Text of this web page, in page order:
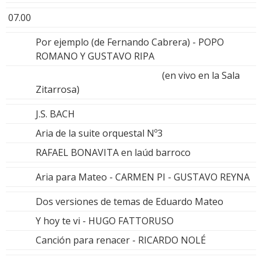
07.00
Por ejemplo (de Fernando Cabrera) - POPO
ROMANO Y GUSTAVO RIPA
(en vivo en la Sala
Zitarrosa)
J.S. BACH
Aria de la suite orquestal Nº3
RAFAEL BONAVITA en laúd barroco
Aria para Mateo - CARMEN PI - GUSTAVO REYNA
Dos versiones de temas de Eduardo Mateo
Y hoy te vi - HUGO FATTORUSO
Canción para renacer - RICARDO NOLÉ